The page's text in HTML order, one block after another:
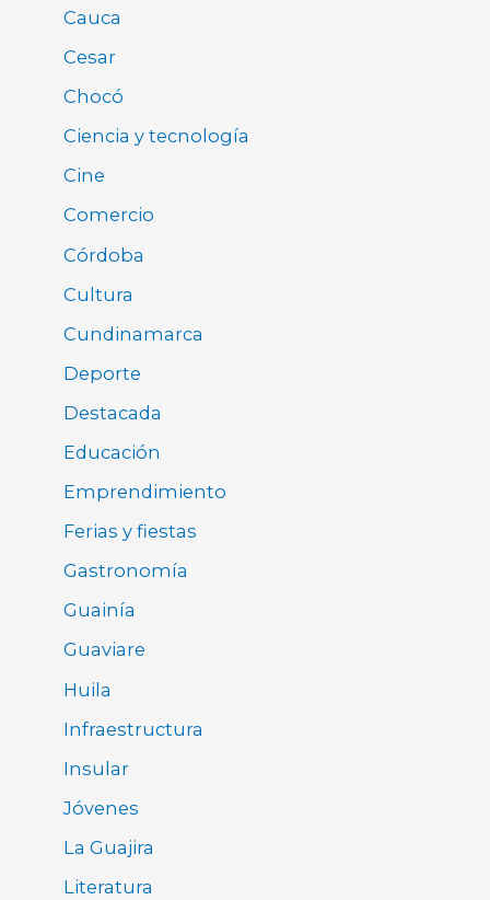
Cauca
Cesar
Chocó
Ciencia y tecnología
Cine
Comercio
Córdoba
Cultura
Cundinamarca
Deporte
Destacada
Educación
Emprendimiento
Ferias y fiestas
Gastronomía
Guainía
Guaviare
Huila
Infraestructura
Insular
Jóvenes
La Guajira
Literatura